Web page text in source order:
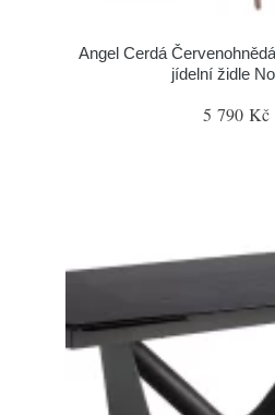
Angel Cerdá
jídelní židle
5 790 Kč